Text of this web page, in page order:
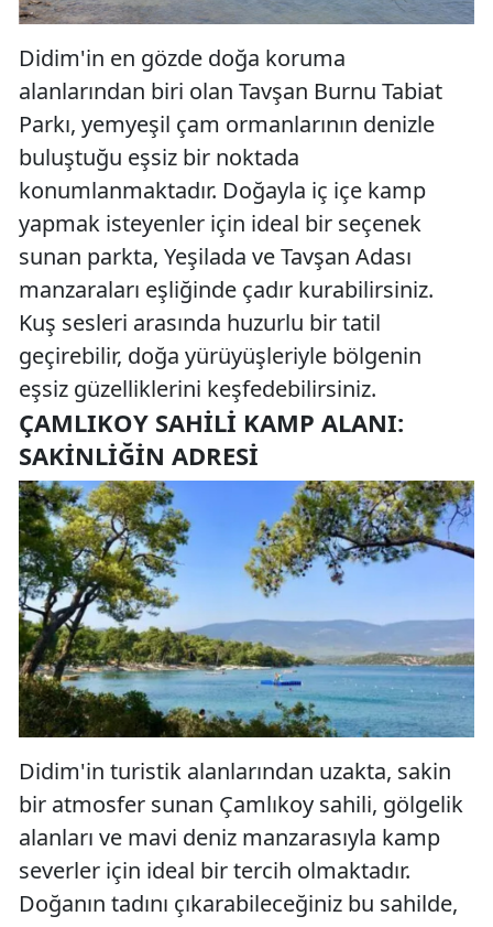
Didim'in en gözde doğa koruma
alanlarından biri olan Tavşan Burnu Tabiat
Parkı, yemyeşil çam ormanlarının denizle
buluştuğu eşsiz bir noktada
konumlanmaktadır. Doğayla iç içe kamp
yapmak isteyenler için ideal bir seçenek
sunan parkta, Yeşilada ve Tavşan Adası
manzaraları eşliğinde çadır kurabilirsiniz.
Kuş sesleri arasında huzurlu bir tatil
geçirebilir, doğa yürüyüşleriyle bölgenin
eşsiz güzelliklerini keşfedebilirsiniz.
ÇAMLIKOY SAHILI KAMP ALANI:
SAKINLIĞIN ADRESI
Didim'in turistik alanlarından uzakta, sakin
bir atmosfer sunan Çamlıkoy sahili, gölgelik
alanları ve mavi deniz manzarasıyla kamp
severler için ideal bir tercih olmaktadır.
Doğanın tadını çıkarabileceğiniz bu sahilde,